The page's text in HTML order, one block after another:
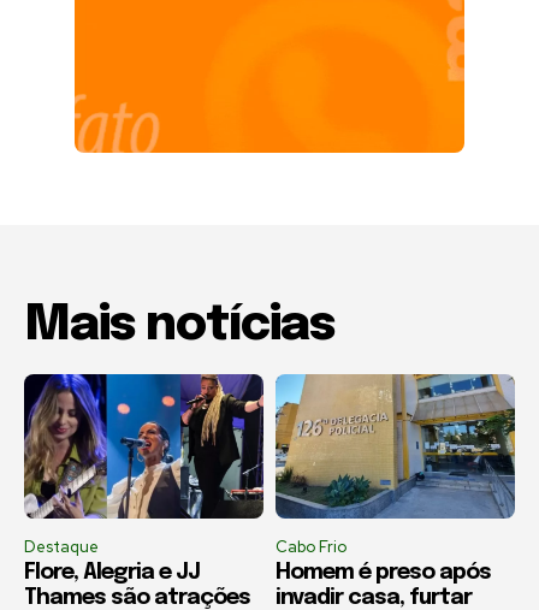
Mais notícias
Destaque
Flore, Alegria e JJ
Thames são atrações
Cabo Frio
Homem é preso após
invadir casa, furtar